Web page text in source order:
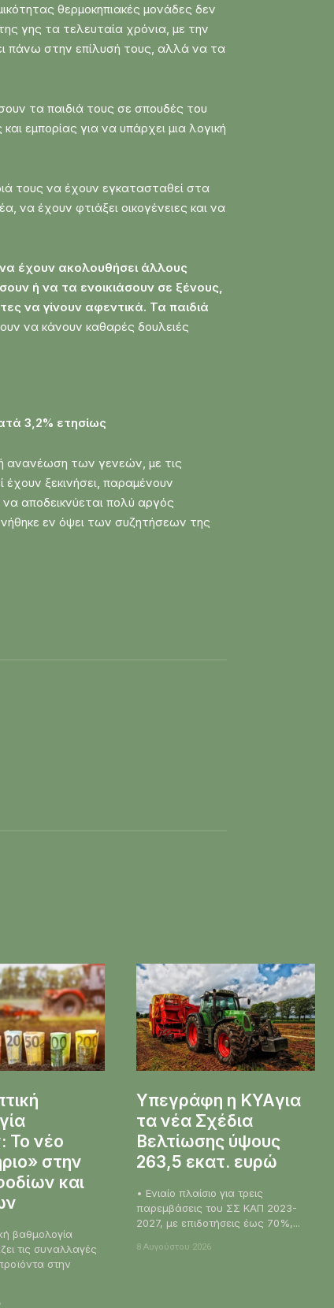
θερμοκηπιακές μονάδες δεν
γης τα τελευταία χρόνια, με την
πάνω στην επίλυσή τους, αλλά να τα
τα παιδιά τους σε σπουδές του
εμπορίας για να υπάρχει μια λογική
τους να έχουν εγκατασταθεί στα
να έχουν φτιάξει οικογένειες και να
έχουν ακολουθήσει άλλους
ή να τα ενοικιάσουν σε ξένους,
να γίνουν αφεντικά. Τα παιδιά
να κάνουν καθαρές δουλειές
3,2% ετησίως
ανανέωση των γενεών, με τις
ξεκινήσει, παραμένουν
αποδεικνύεται πολύ αργός
εν όψει των συζητήσεων της
Το νέο
στην
και
βαθμολογία
τις συναλλαγές
στην
Υπεγράφη η KYAγια
τα νέα Σχέδια
Βελτίωσης ύψους
263,5 εκατ. ευρώ
• Ενιαίο πλαίσιο για τρεις
παρεμβάσεις του ΣΣ ΚΑΠ 2023-
2027, με επιδοτήσεις έως 70%,...
8 Αυγούστου 2026